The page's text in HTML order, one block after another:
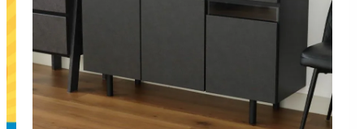
ワークデスク ウィルトンラ
カテゴリから探す